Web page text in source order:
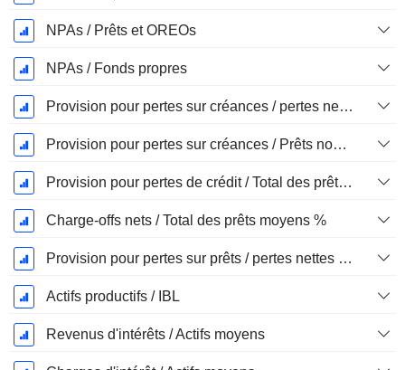
NPAs / Prêts et OREOs
NPAs / Fonds propres
Provision pour pertes sur créances / pertes nettes %
Provision pour pertes sur créances / Prêts non productifs %
Provision pour pertes de crédit / Total des prêts %
Charge-offs nets / Total des prêts moyens %
Provision pour pertes sur prêts / pertes nettes sur créances irrécouvrables %.
Actifs productifs / IBL
Revenus d'intérêts / Actifs moyens